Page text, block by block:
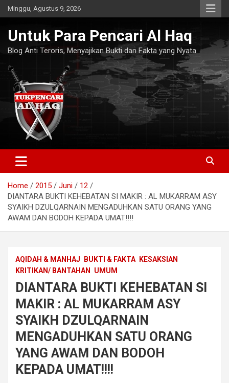
Skip
to
Minggu, Agustus 9, 2026
Untuk Para Pencari Al Haq
Blog Anti Teroris, Menyajikan Bukti dan Fakta yang Nyata
Home 2015 Juni
12
DIANTARA BUKTI KEHEBATAN SI MAKIR : AL MUKARRAM ASY
SYAIKH DZULQARNAIN MENGADUHKAN SATU ORANG YANG
AWAM DAN BODOH KEPADA UMAT!!!!
AQIDAH & MANHAJ BUKTI & FAKTA
KESAKSIAN
KRITIKAN/ BANTAHAN
UMUM
DIANTARA BUKTI KEHEBATAN SI
MAKIR : AL MUKARRAM ASY
SYAIKH DZULQARNAIN
MENGADUHKAN SATU ORANG
YANG AWAM DAN BODOH
KEPADA UMAT!!!!